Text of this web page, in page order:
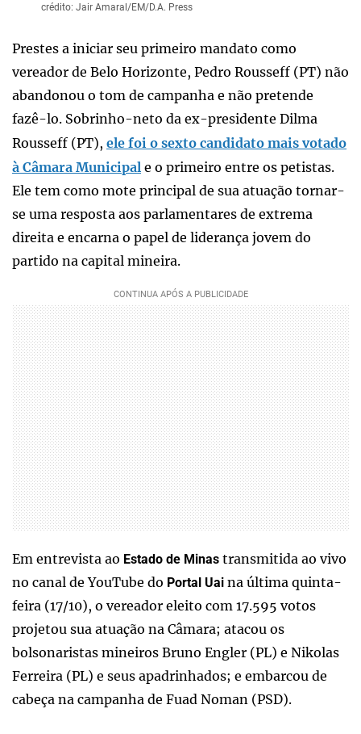
crédito: Jair Amaral/EM/D.A. Press
Prestes a iniciar seu primeiro mandato como
vereador de Belo Horizonte, Pedro Rousseff (PT) não
abandonou o tom de campanha e não pretende
fazê-lo. Sobrinho-neto da ex-presidente Dilma
Rousseff (PT), ele foi o sexto candidato mais votado
à Câmara Municipal e o primeiro entre os petistas.
Ele tem como mote principal de sua atuação tornar-
se uma resposta aos parlamentares de extrema
direita e encarna o papel de liderança jovem do
partido na capital mineira.
Em entrevista ao Estado de Minas transmitida ao vivo
no canal de YouTube do Portal Uai na última quinta-
feira (17/10), o vereador eleito com 17.595 votos
projetou sua atuação na Câmara; atacou os
bolsonaristas mineiros Bruno Engler (PL) e Nikolas
Ferreira (PL) e seus apadrinhados; e embarcou de
cabeça na campanha de Fuad Noman (PSD).